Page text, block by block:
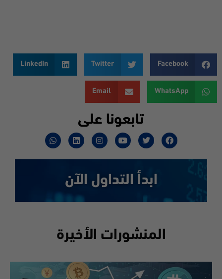
Facebook
Twitter
LinkedIn
WhatsApp
Email
تابعونا على
ابدأ التداول الآن
المنشورات الأخيرة